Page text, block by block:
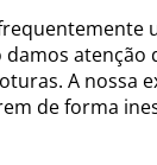
damos
A nossa
de forma